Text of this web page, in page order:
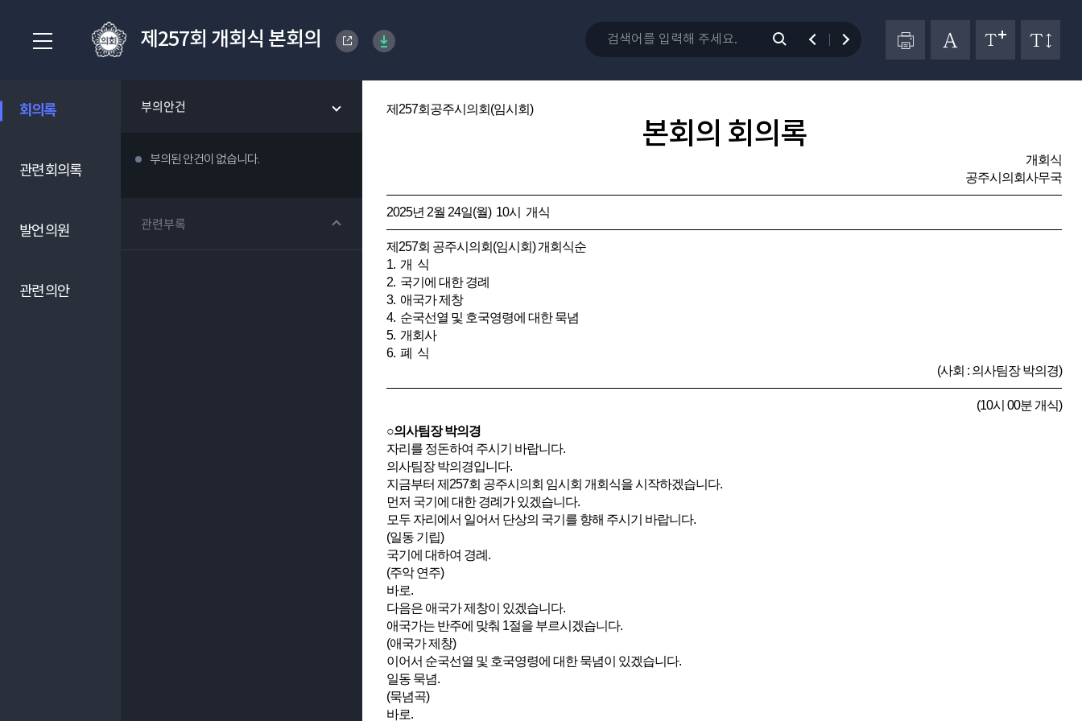
제257회 개회식 본회의
회의록 부의안건
부의된 안건이 없습니다.
관련부록
관련 회의록
발언 의원
관련 의안
제257회공주시의회(임시회)
본회의 회의록
개회식
공주시의회사무국
2025년 2월 24일(월) 10시 개식
제257회 공주시의회(임시회) 개회식순
1. 개 식
2. 국기에 대한 경례
3. 애국가 제창
4. 순국선열 및 호국영령에 대한 묵념
5. 개회사
6. 폐 식
(사회 : 의사팀장 박의경)
(10시 00분 개식)
○의사팀장 박의경
자리를 정돈하여 주시기 바랍니다.
의사팀장 박의경입니다.
지금부터 제257회 공주시의회 임시회 개회식을 시작하겠습니다.
먼저 국기에 대한 경례가 있겠습니다.
모두 자리에서 일어서 단상의 국기를 향해 주시기 바랍니다.
(일동 기립)
국기에 대하여 경례.
(주악 연주)
바로.
다음은 애국가 제창이 있겠습니다.
애국가는 반주에 맞춰 1절을 부르시겠습니다.
(애국가 제창)
이어서 순국선열 및 호국영령에 대한 묵념이 있겠습니다.
일동 묵념.
(묵념곡)
바로.